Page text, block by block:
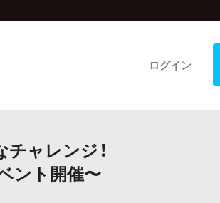
ログイン
のプロジェクト
ャレンジ！
ント開催〜